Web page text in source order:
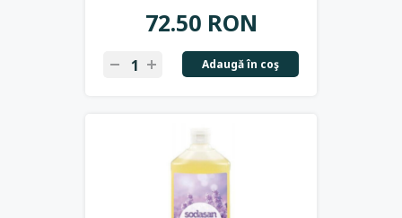
72.50 RON
Adaugă în coş